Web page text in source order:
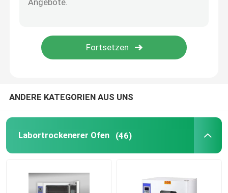
Vakuumtrockenofen
Augenhöhlen-Shaker Incubator
Anaerober Inkubator
Umweltprüfkammern
ANDERE KATEGORIEN AUS UNS
Labortrockenerer Ofen (46)